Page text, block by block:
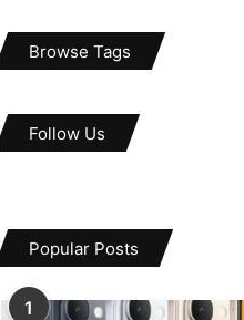
Browse Tags
Follow Us
Popular Posts
1